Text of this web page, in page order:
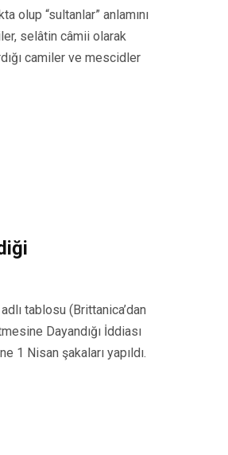
selâtin câmii olarak
camiler ve mescidler
tablosu (Brittanica’dan
Dayandığı İddiası
1 Nisan şakaları yapıldı.